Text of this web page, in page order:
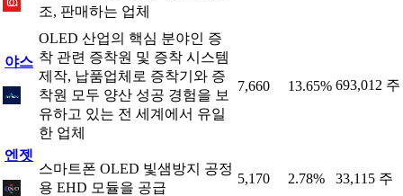
조, 판매하는 업체
야스
OLED 산업의 핵심 분야인 증
착 관련 증착원 및 증착 시스템
제작, 납품업체로 증착기와 증
착원 모두 양산 성공 경험을 보
유하고 있는 전 세계에서 유일
한 업체
7,660 13.65% 693,012 주
엔젯
스마트폰 OLED 빛샘방지 공정
용 EHD 모듈을 공급
5,170 2.78% 33,115 주